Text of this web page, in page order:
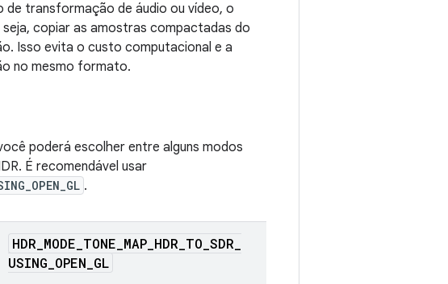
transformação de áudio ou vídeo, o
seja, copiar as amostras compactadas do
Isso evita o custo computacional e a
no mesmo formato.
poderá escolher entre alguns modos
É recomendável usar
.
HDR MODE TONE MAP HDR TO SDR
USING OPEN GL